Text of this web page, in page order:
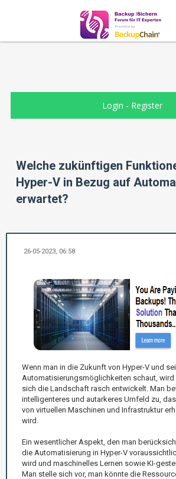
Login - Register
Welche zukünftigen
Hyper-V in Bezug auf
erwartet?
26-05-2023, 06:58
Wenn man in die Zukunft von Hyper-V und
Automatisierungsmöglichkeiten schaut, wird
sich die Landschaft rasch entwickelt. Man
intelligenteres und autarkeres Umfeld zu,
von virtuellen Maschinen und Infrastruktur
wird.
Ein wesentlicher Aspekt, den man
die Automatisierung in Hyper-V
wird und maschinelles Lernen sowie KI-
Man stelle sich vor, man könnte die